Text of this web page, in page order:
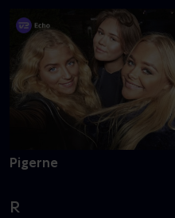
Pigerne
R